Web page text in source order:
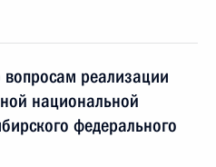
реализации
национальной
федерального